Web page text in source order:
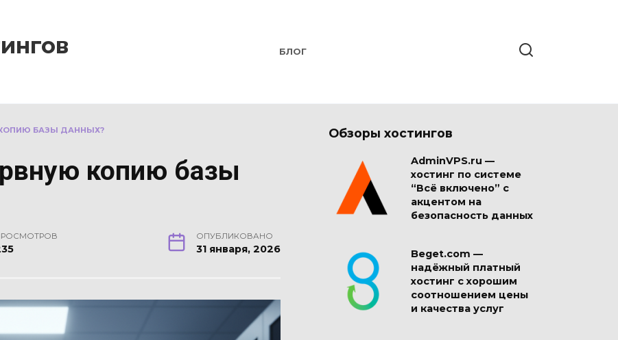
БЛОГ
БАЗЫ ДАННЫХ?
копию базы
ОПУБЛИКОВАНО
31 января, 2026
Обзоры хостингов
AdminVPS.ru —
хостинг по системе
“Всё включено” с
акцентом на
безопасность данных
Beget.com —
надёжный платный
хостинг с хорошим
соотношением цены
и качества услуг